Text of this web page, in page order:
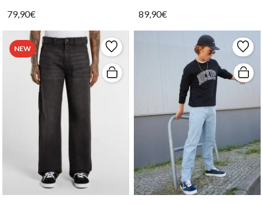
79,90€ 89,90€
NEW